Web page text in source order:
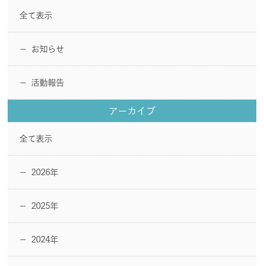
全て表示
ー お知らせ
ー 活動報告
アーカイブ
全て表示
ー 2026年
ー 2025年
ー 2024年